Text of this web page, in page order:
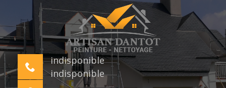
indisponible
indisponible